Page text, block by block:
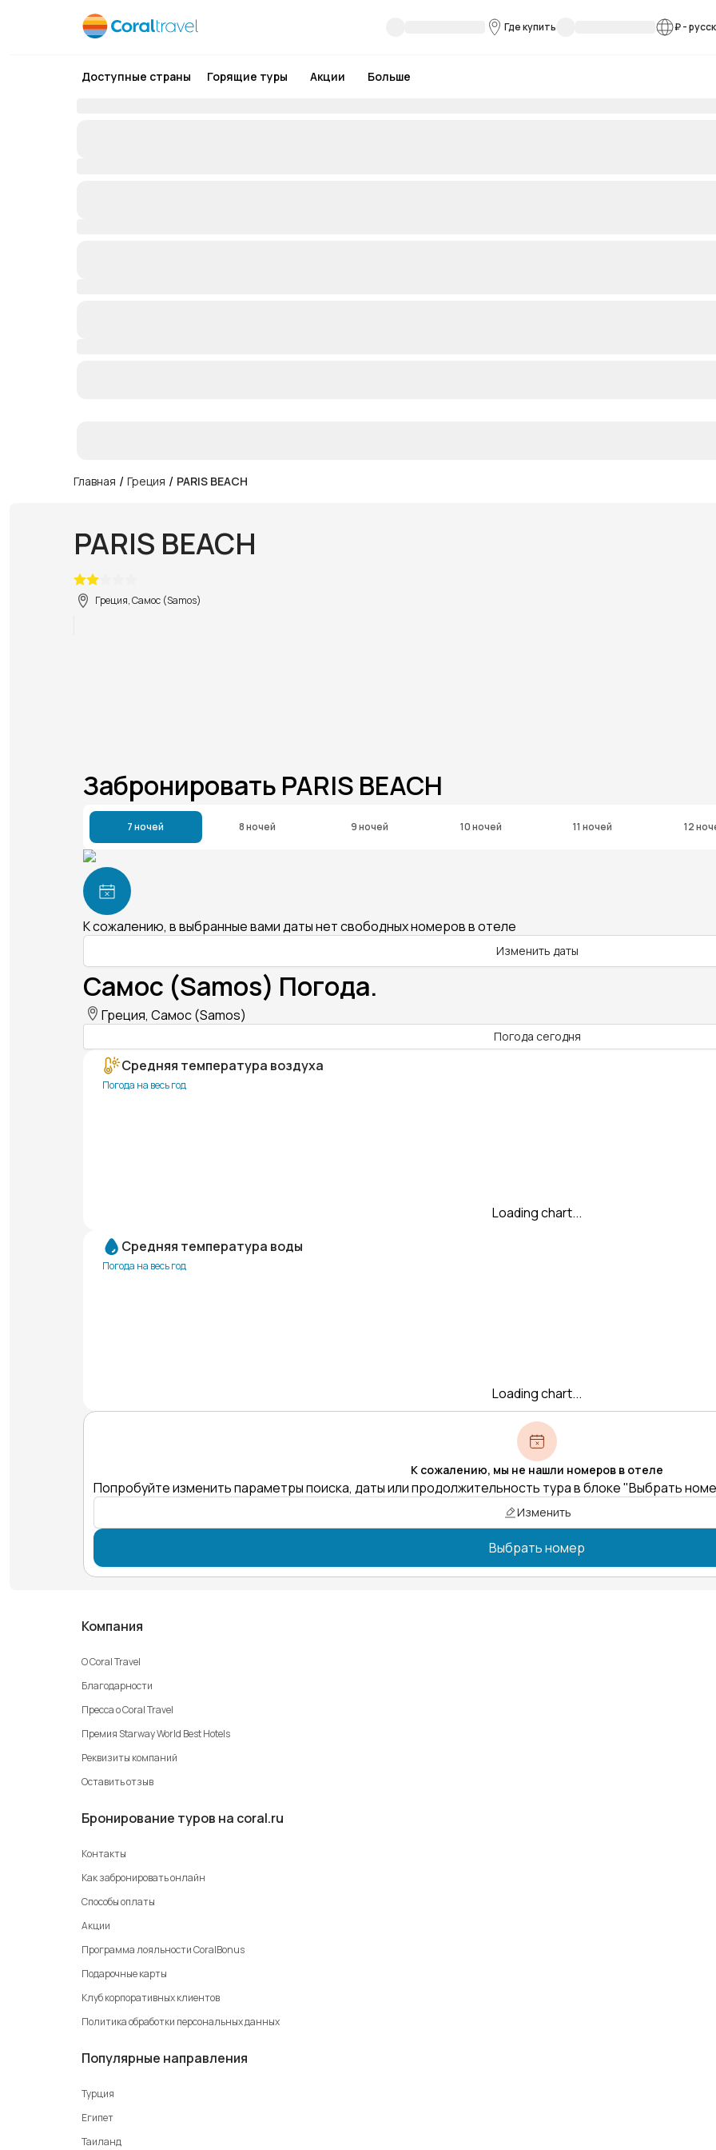
Где купить ₽-
Доступные страны Горящие туры Акции Больше
Главная / Греция / PARIS BEACH
PARIS BEACH
Греция, Самос (Samos)
Забронировать PARIS BEACH
7 ночей 8 ночей 9 ночей 10 ночей 11 ночей 12
К сожалению, в выбранные вами даты нет свободных номеров в отеле
Изменить даты
Самос (Samos) Погода.
Греция, Самос (Samos)
Погода сегодня
Средняя температура воздуха
Погода на весь год
Loading chart...
Средняя температура воды
Погода на весь год
Loading chart...
К сожалению, мы не нашли номеров в отеле
Попробуйте изменить параметры поиска, даты или продолжительность тура в блоке "Выбрать
Изменить
Выбрать номер
Компания
О Coral Travel
Благодарности
Пресса о Coral Travel
Премия Starway World Best Hotels
Реквизиты компаний
Оставить отзыв
Бронирование туров на coral.ru
Контакты
Как забронировать онлайн
Способы оплаты
Акции
Программа лояльности CoralBonus
Подарочные карты
Клуб корпоративных клиентов
Политика обработки персональных данных
Популярные направления
Турция
Египет
Таиланд